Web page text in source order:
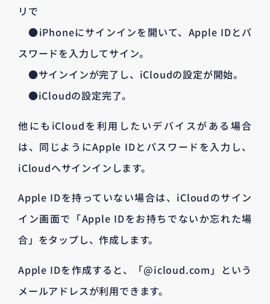
リで
●iPhoneにサインインを開いて、Apple IDとパ
スワードを入力してサイン。
●サインインが完了し、iCloudの設定が開始。
●iCloudの設定完了。
他にもiCloudを利用したいデバイスがある場合
は、同じようにApple IDとパスワードを入力し、
iCloudへサインインします。
Apple IDを持っていない場合は、iCloudのサイン
イン画面で「Apple IDをお持ちでないか忘れた場
合」をタップし、作成します。
Apple IDを作成すると、「@icloud.com」という
メールアドレスが利用できます。